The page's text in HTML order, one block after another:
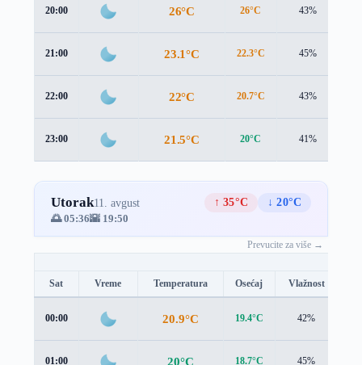
20:00 26°C 26°C 43%
21:00 23.1°C 22.3°C 45%
22:00 22°C 20.7°C 43%
23:00 21.5°C 20°C 41%
Utorak11. avgust ↑ 35°C
↓ 20°C
🌅 05:36🌇 19:50
Prevucite za više →
Sat Vreme Temperatura Osećaj Vlažnost
00:00 20.9°C 19.4°C 42%
01:00 20°C 18.7°C 45%